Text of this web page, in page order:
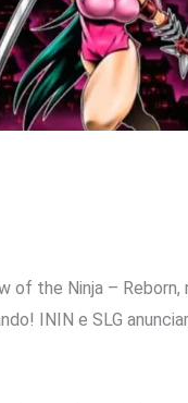
of the Ninja –
ININ e SLG